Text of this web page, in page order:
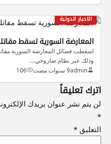
الاخبار الدولية
المعارضة السورية تسقط
اسقطت فصائل المعارضة السورية
وذلك عبر نظام صاروخي…
admin9 سنوات مضت 106
اترك تعليقاً
لن يتم نشر عنوان بريدك
*
التعليق *